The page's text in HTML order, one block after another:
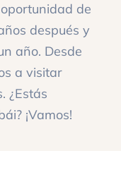
de
después y
año. Desde
a visitar
¿Estás
¡Vamos!